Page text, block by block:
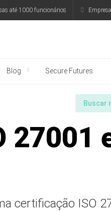
até 1000 funcionários
Blog Secure Futures
27001
certificação ISO